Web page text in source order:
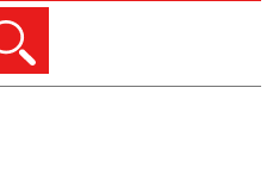
Cerca